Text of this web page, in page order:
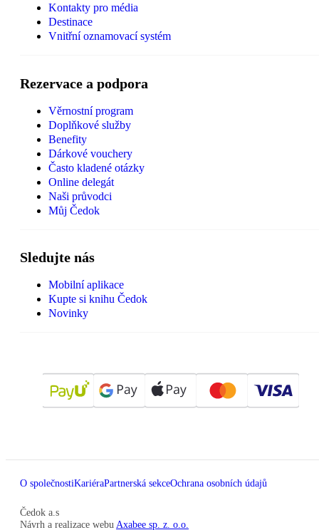
Kontakty pro média
Destinace
Vnitřní oznamovací systém
Rezervace a podpora
Věrnostní program
Doplňkové služby
Benefity
Dárkové vouchery
Často kladené otázky
Online delegát
Naši průvodci
Můj Čedok
Sledujte nás
Mobilní aplikace
Kupte si knihu Čedok
Novinky
O společnostiKariéraPartnerská sekceOchrana osobních údajů
Čedok a.s
Návrh a realizace webu Axabee sp. z. o.o.